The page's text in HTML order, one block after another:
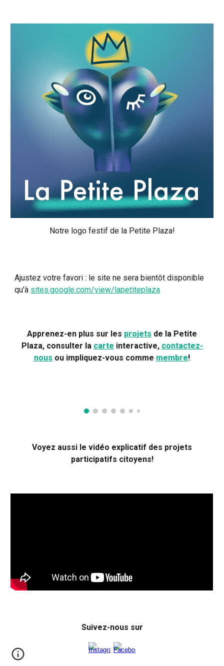
Notre logo festif de la Petite Plaza!
Ajustez votre favori : le site ne sera bientôt disponible
qu'à sites.google.com/view/lapetiteplaza
Apprenez-en plus sur les projets de la Petite
Plaza, consulter la carte interactive, contactez-
nous ou impliquez-vous comme membre!
Voyez aussi le vidéo explicatif des projets
participatifs citoyens!
Suivez-nous sur